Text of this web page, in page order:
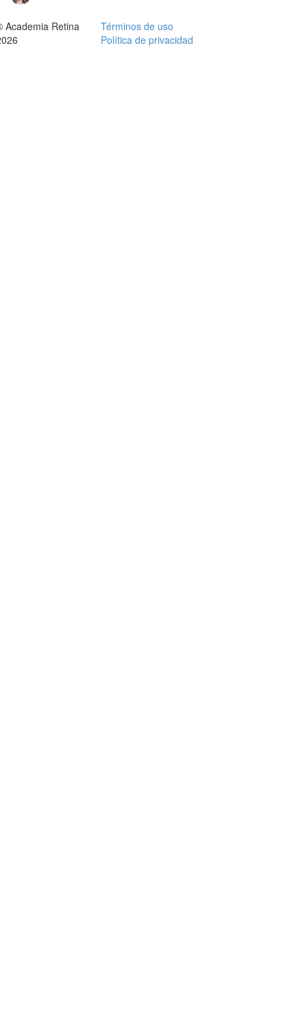
Academia Retina
Términos de uso
Política de privacidad